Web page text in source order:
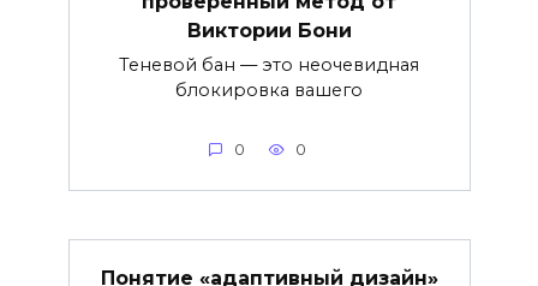
Виктории Бони
Теневой бан — это неочевидная
блокировка вашего
0 0
Понятие «адаптивный дизайн»